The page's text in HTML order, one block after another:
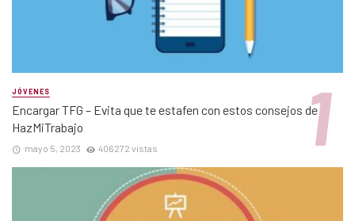
JÓVENES
Encargar TFG – Evita que te estafen con estos consejos de
HazMiTrabajo
mayo 5, 2023 406272 vistas